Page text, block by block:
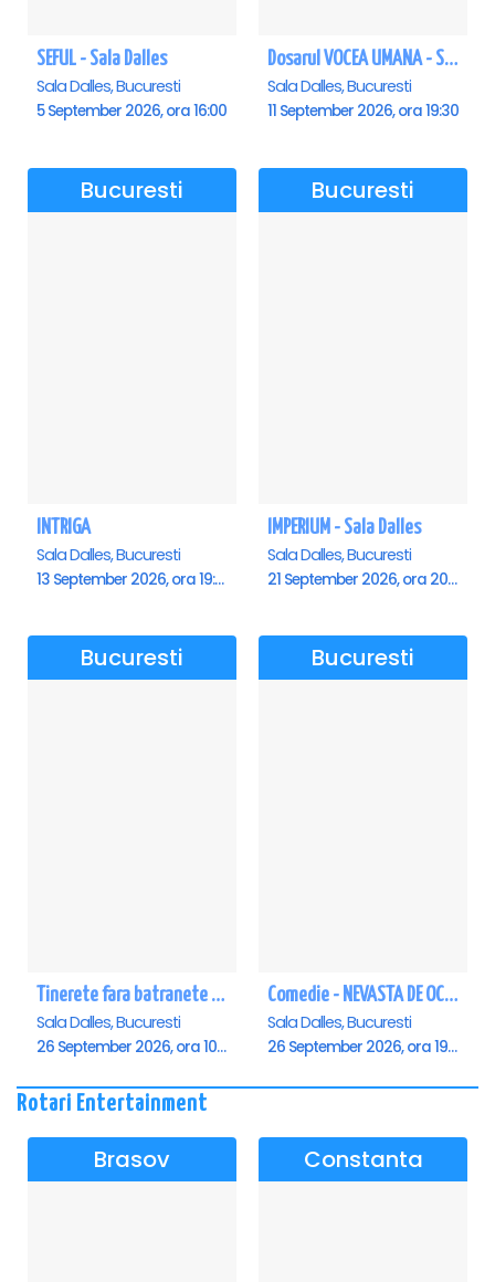
SEFUL - Sala Dalles
Sala Dalles, Bucuresti
5 September 2026, ora 16:00
Dosarul VOCEA UMANA - Sala Dalles
Sala Dalles, Bucuresti
11 September 2026, ora 19:30
Bucuresti
INTRIGA
Sala Dalles, Bucuresti
13 September 2026, ora 19:00
Bucuresti
IMPERIUM - Sala Dalles
Sala Dalles, Bucuresti
21 September 2026, ora 20:00
Bucuresti
Tinerete fara batranete si viata fara de moarte
Sala Dalles, Bucuresti
26 September 2026, ora 10:30
Bucuresti
Comedie - NEVASTA DE OCAZIE !!!
Sala Dalles, Bucuresti
26 September 2026, ora 19:00
Rotari Entertainment
Brasov Constanta